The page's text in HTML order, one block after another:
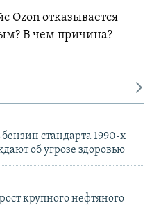
Ozon отказывается
В чем причина?
стандарта 1990-х
об угрозе здоровью
крупного нефтяного